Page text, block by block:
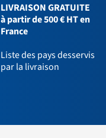
LIVRAISON GRATUITE
à partir de 500 € HT en
France
Liste des pays desservis
par la livraison